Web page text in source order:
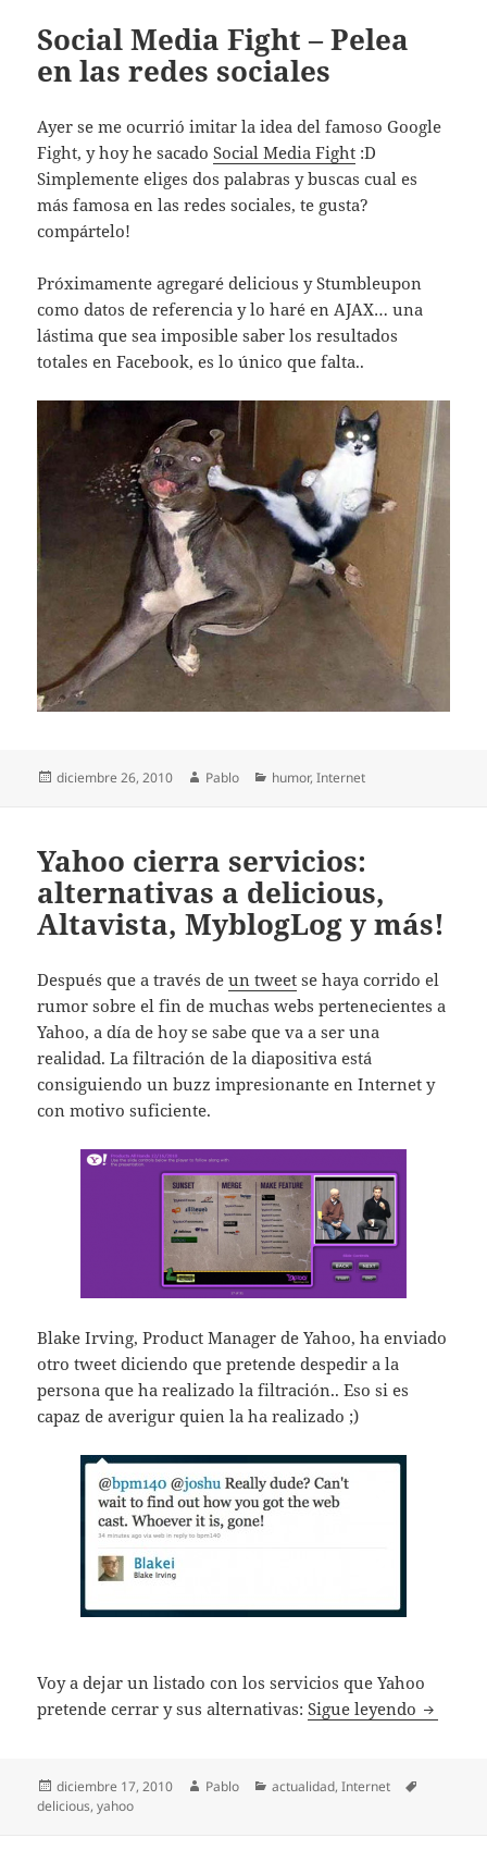
Social Media Fight – Pelea
en las redes sociales
Ayer se me ocurrió imitar la idea del famoso Google
Fight, y hoy he sacadoSocial Media Fight :D
Simplemente eliges dos palabras y buscas cual es
más famosa en las redes sociales, te gusta?
compártelo!
Próximamente agregaré delicious y Stumbleupon
como datos de referencia y lo haré en AJAX… una
lástima que sea imposible saber los resultados
totales en Facebook, es lo único que falta..
Publicado
diciembre 26, 2010 Autor
Pablo Categorías
humor,Internet
Yahoo cierra servicios:
alternativas a delicious,
Altavista, MyblogLog y más!
Después que a través deun tweet se haya corrido el
rumor sobre el fin de muchas webs pertenecientes a
Yahoo, a día de hoy se sabe que va a ser una
realidad. La filtración de la diapositiva está
consiguiendo un buzz impresionante en Internet y
con motivo suficiente.
Blake Irving, Product Manager de Yahoo, ha enviado
otro tweet diciendo que pretende despedir a la
persona que ha realizado la filtración.. Eso si es
capaz de averigur quien la ha realizado ;)
Voy a dejar un listado con los servicios que Yahoo
pretende cerrar y sus alternativas:Sigue leyendo Yahoo
Publicado
el
diciembre 17, 2010 Autor
Pablo Categorías
actualidad,Internet
delicious,yahoo